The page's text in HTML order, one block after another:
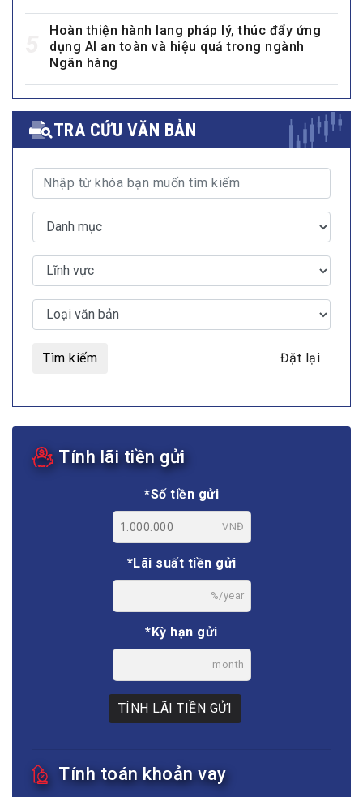
Hoàn thiện hành lang pháp lý, thúc đẩy ứng
dụng AI an toàn và hiệu quả trong ngành
Ngân hàng
TRA CỨU VĂN BẢN
Tìm kiếm Đặt lại
Tính lãi tiền gửi
*Số tiền gửi
VNĐ
*Lãi suất tiền gửi
%/year
*Kỳ hạn gửi
month
TÍNH LÃI TIỀN GỬI
Tính toán khoản vay